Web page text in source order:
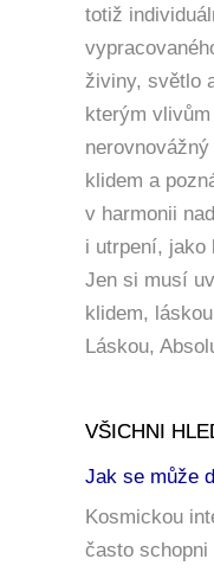
totiž
živiny, světlo
kterým
klidem a
v harmonii
i utrpení, jako
Jen si musí
klidem,
Láskou,
VŠICHNI
Jak se může
Kosmickou
často